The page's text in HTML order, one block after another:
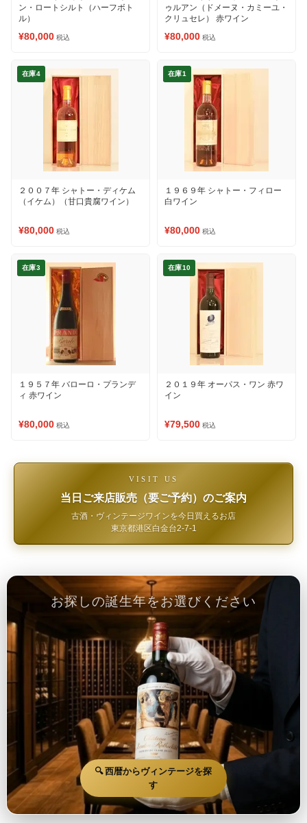
ン・ロートシルト（ハーフボト
ル）
¥80,000 税込
ゥルアン（ドメーヌ・カミーユ・
クリュセレ） 赤ワイン
¥80,000 税込
在庫4
２００７年 シャトー・ディケム
（イケム）（甘口貴腐ワイン）
¥80,000 税込
在庫1
１９６９年 シャトー・フィロー
白ワイン
¥80,000 税込
在庫3
１９５７年 バローロ・プランデ
ィ 赤ワイン
¥80,000 税込
在庫10
２０１９年 オーパス・ワン 赤ワ
イン
¥79,500 税込
VISIT US
当日ご来店販売（要ご予約）のご案内
古酒・ヴィンテージワインを今日買えるお店
東京都港区白金台2-7-1
お探しの誕生年をお選びください
🔍 西暦からヴィンテージを探
す